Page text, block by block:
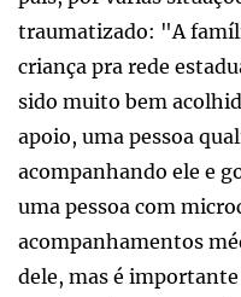
traumatizado: "A
criança pra rede
sido muito bem
apoio, uma pessoa
acompanhando ele e
uma pessoa com
acompanhamentos
dele, mas é importante